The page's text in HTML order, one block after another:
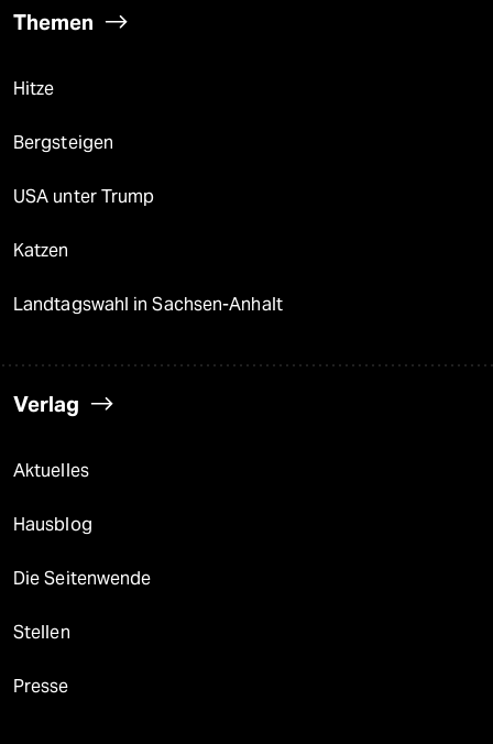
Themen
Hitze
Bergsteigen
USA unter Trump
Katzen
Landtagswahl in Sachsen-Anhalt
Verlag
Aktuelles
Hausblog
Die Seitenwende
Stellen
Presse